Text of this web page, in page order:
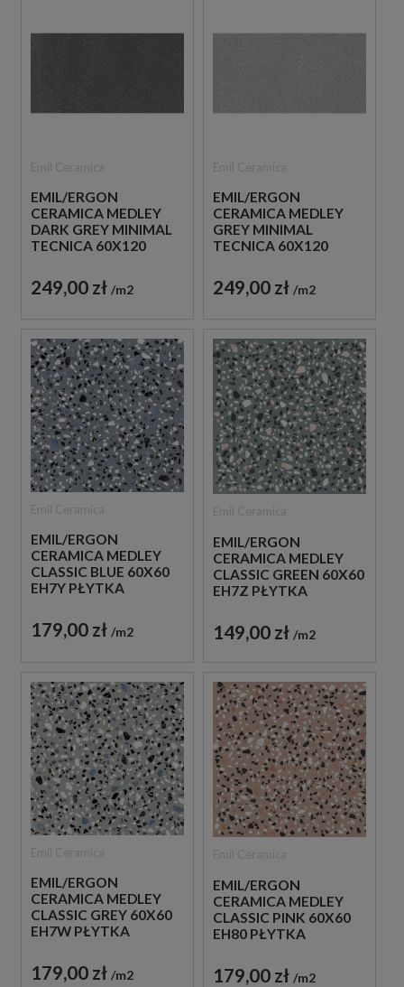
EMIL/ERGON
CERAMICA MEDLEY
DARK GREY MINIMAL
TECNICA 60X120
GRESOWE IMITUJĄCE
LASTRYKO
249,00 zł m2
EMIL/ERGON
CERAMICA MEDLEY
GREY MINIMAL
TECNICA 60X120
GRESOWE IMITUJĄCE
LASTRYKO
249,00 zł m2
EMIL/ERGON
CERAMICA MEDLEY
CLASSIC BLUE 60X60
EH7Y PŁYTKA
179,00 zł m2
EMIL/ERGON
CERAMICA MEDLEY
CLASSIC GREEN 60X60
EH7Z PŁYTKA
149,00 zł m2
EMIL/ERGON
CERAMICA MEDLEY
CLASSIC GREY 60X60
EH7W PŁYTKA
179,00 zł m2
EMIL/ERGON
CERAMICA MEDLEY
CLASSIC PINK 60X60
EH80 PŁYTKA
179,00 zł m2